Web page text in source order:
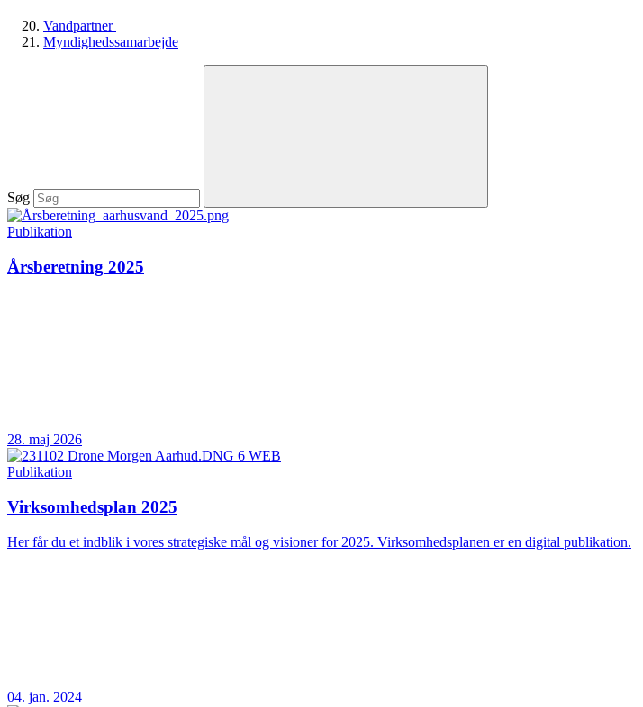
Vandpartner
Myndighedssamarbejde
Søg
Publikation
Årsberetning 2025
28. maj 2026
Publikation
Virksomhedsplan 2025
Her får du et indblik i vores strategiske mål og visioner for 2025. Virksomhedsplanen er en digital publikation.
04. jan. 2024